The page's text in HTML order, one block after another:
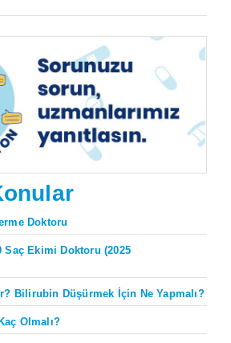
Doktoru
Saç Ekimi Doktoru (2025
Bilirubin Düşürmek İçin Ne Yapmalı?
Olmalı?